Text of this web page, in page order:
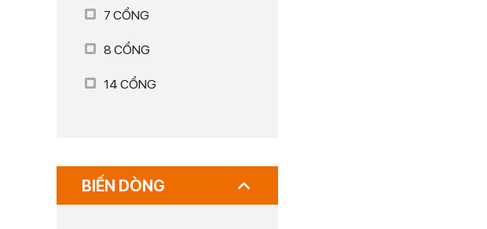
7 CỔNG
8 CỔNG
14 CỔNG
BIẾN DÒNG